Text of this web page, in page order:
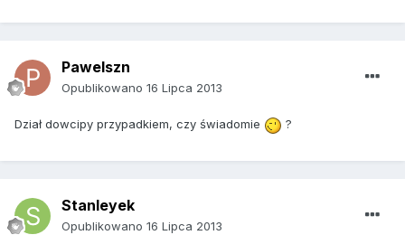
Pawelszn
Opublikowano 16 Lipca 2013
Dział dowcipy przypadkiem, czy świadomie ?
Stanleyek
Opublikowano 16 Lipca 2013